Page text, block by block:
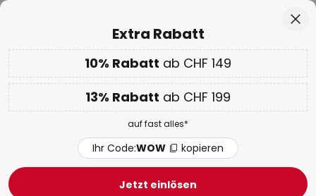
Nur
01D 09H 22M 44S
10% ab CHF 149 & 13% ab CHF 199 extraauf fast alles
Code:WOW kopieren
WOW Week:Bis zu -70%
Grüne Tischleuchten
Schreibtischleuchten Salzlampen Klemmleuchten
Extra Rabatt
10% Rabatt ab CHF 149
13% Rabatt ab CHF 199
auf fast alles*
Ihr Code:WOW kopieren
Jetzt einlösen